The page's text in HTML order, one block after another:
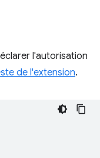
l'autorisation
de l'extension.